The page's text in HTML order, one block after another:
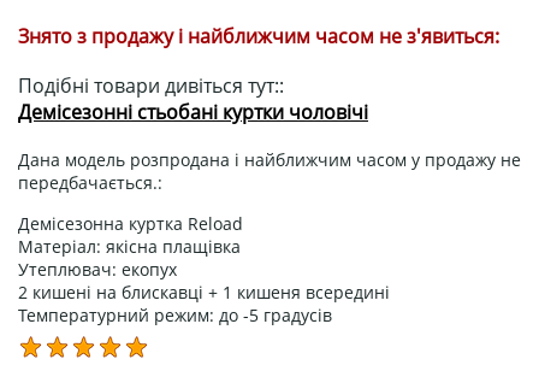
Знято з продажу і найближчим часом не з'явиться:
Подібні товари дивіться тут::
Демісезонні стьобані куртки чоловічі
Дана модель розпродана і найближчим часом у продажу не
передбачається.:
Демісезонна куртка Reload
Матеріал: якісна плащівка
Утеплювач: екопух
2 кишені на блискавці + 1 кишеня всередині
Температурний режим: до -5 градусів